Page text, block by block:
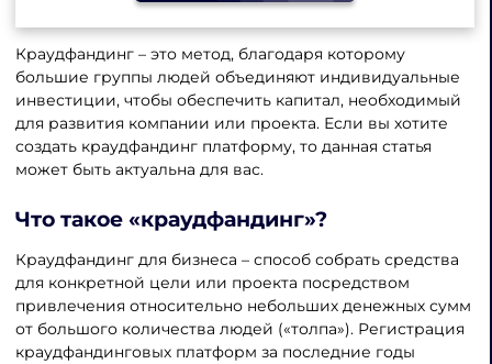
Краудфандинг – это метод, благодаря которому
большие группы людей объединяют индивидуальные
инвестиции, чтобы обеспечить капитал, необходимый
для развития компании или проекта. Если вы хотите
создать краудфандинг платформу, то данная статья
может быть актуальна для вас.
Что такое «краудфандинг»?
Краудфандинг для бизнеса – способ собрать средства
для конкретной цели или проекта посредством
привлечения относительно небольших денежных сумм
от большого количества людей («толпа»). Регистрация
краудфандинговых платформ за последние годы